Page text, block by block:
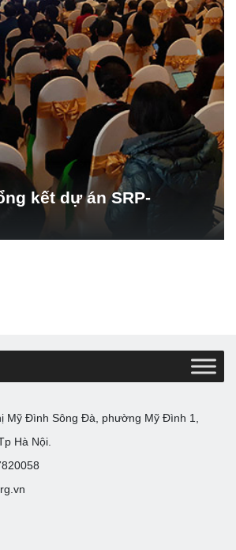
kết dự án SRP-
Mỹ Đình Sông Đà, phường Mỹ Đình 1,
Hà Nội.